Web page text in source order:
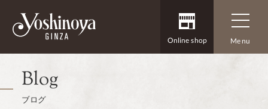
Online shop Menu
Blog
ブログ